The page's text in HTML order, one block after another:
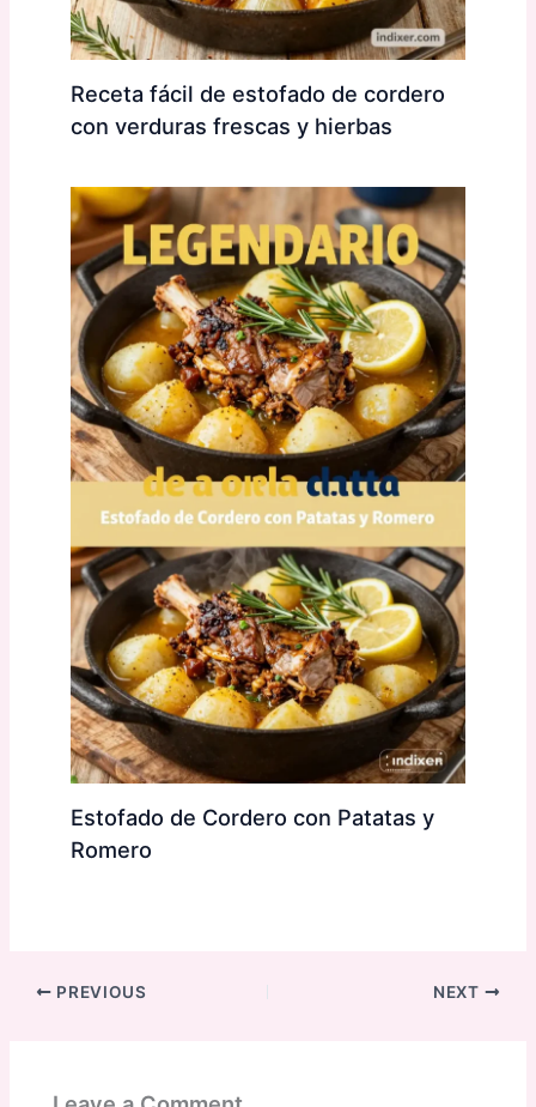
Receta fácil de estofado de cordero
con verduras frescas y hierbas
Estofado de Cordero con Patatas y
Romero
PREVIOUS NEXT